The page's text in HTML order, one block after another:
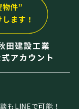
もLINEで可能！